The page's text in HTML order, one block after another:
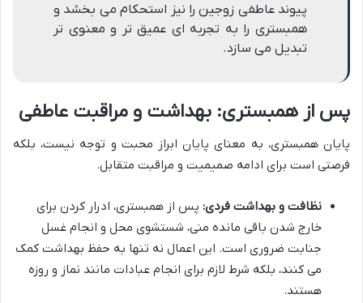
پیوند عاطفی زوجین را نیز استحکام می بخشد و
همبستری را به تجربه ای عمیق تر و معنوی تر
تبدیل می سازد.
پس از همبستری: بهداشت و مراقبت عاطفی
پایان همبستری، به معنای پایان ابراز محبت و توجه نیست، بلکه
فرصتی است برای ادامه صمیمیت و مراقبت متقابل.
نظافت و بهداشت فردی: پس از همبستری، ادرار کردن برای
خارج شدن باقی مانده منی، شستشوی محل و انجام غسل
جنابت ضروری است. این اعمال نه تنها به حفظ بهداشت کمک
می کنند، بلکه شرط لازم برای انجام عبادات مانند نماز و روزه
هستند.